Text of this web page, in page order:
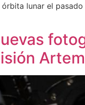
lunar el